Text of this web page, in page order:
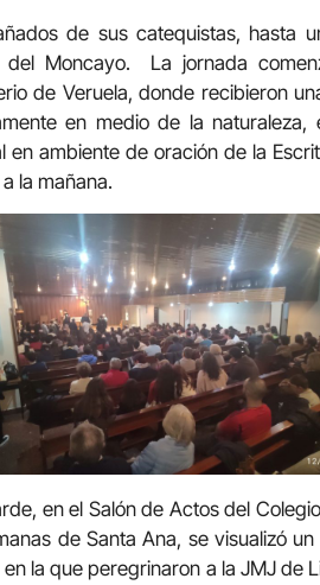
de sus catequistas, hasta
del Moncayo. La jornada
de Veruela, donde recibieron
en medio de la
en ambiente de oración de la
la mañana.
en el Salón de Actos del
de Santa Ana, se visualizó
la que peregrinaron a la JMJ de